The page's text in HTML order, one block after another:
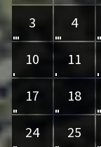
3
4
10
11
17
18
24
25